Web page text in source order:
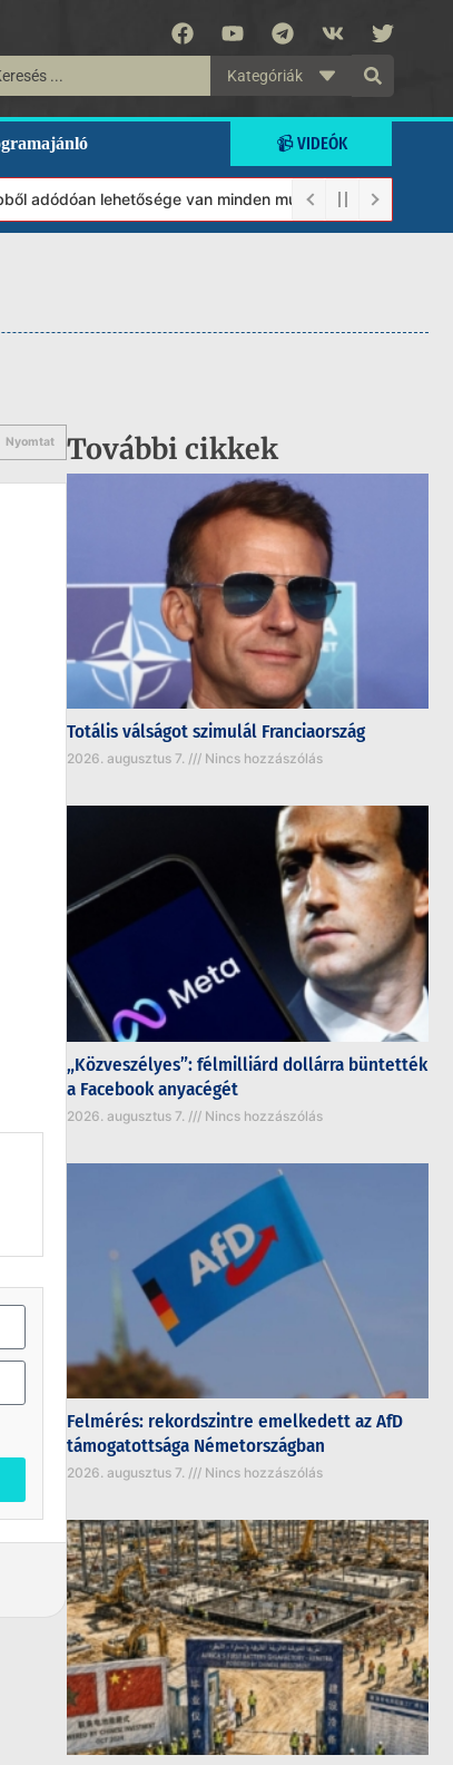
Kategóriák
📹 VIDEÓK
lehetősége van minden munkánkat segíteni
Nyomtat További cikkek
Totális válságot szimulál Franciaország
2026. augusztus 7. Nincs hozzászólás
„Közveszélyes”: félmilliárd dollárra büntették
a Facebook anyacégét
2026. augusztus 7. Nincs hozzászólás
Felmérés: rekordszintre emelkedett az AfD
támogatottsága Németországban
2026. augusztus 7. Nincs hozzászólás